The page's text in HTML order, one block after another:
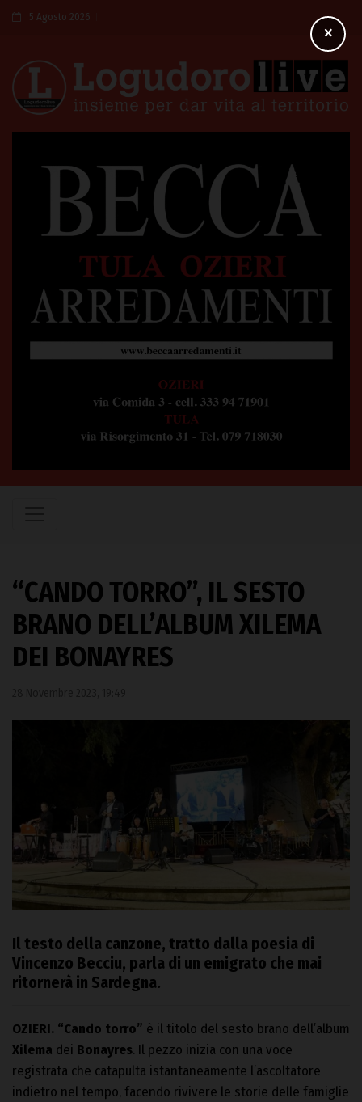
5 Agosto 2026
“CANDO TORRO”, IL SESTO
BRANO DELL’ALBUM XILEMA
DEI BONAYRES
Il testo della canzone, tratto dalla poesia di
Vincenzo Becciu, parla di un emigrato che mai
ritornerà in Sardegna.
OZIERI. “Cando torro” è il titolo del sesto brano dell’album
Xilema dei Bonayres. Il pezzo inizia con una voce
registrata che catapulta istantaneamente l’ascoltatore
indietro nel tempo, facendo rivivere le storie delle famiglie
×